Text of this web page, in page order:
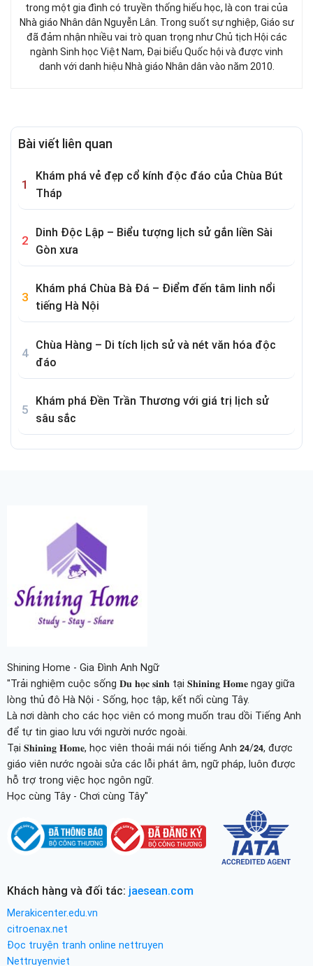
trong một gia đình có truyền thống hiếu học, là con trai của
Nhà giáo Nhân dân Nguyễn Lân. Trong suốt sự nghiệp, Giáo sư
đã đảm nhận nhiều vai trò quan trọng như Chủ tịch Hội các
ngành Sinh học Việt Nam, Đại biểu Quốc hội và được vinh
danh với danh hiệu Nhà giáo Nhân dân vào năm 2010.
Bài viết liên quan
Khám phá vẻ đẹp cổ kính độc đáo của Chùa Bút
Tháp
Dinh Độc Lập – Biểu tượng lịch sử gắn liền Sài
Gòn xưa
Khám phá Chùa Bà Đá – Điểm đến tâm linh nổi
tiếng Hà Nội
Chùa Hàng – Di tích lịch sử và nét văn hóa độc
đáo
Khám phá Đền Trần Thương với giá trị lịch sử
sâu sắc
Shining Home - Gia Đình Anh Ngữ
"Trải nghiệm cuộc sống 𝐃𝐮 𝐡𝐨̣𝐜 𝐬𝐢𝐧𝐡 tại 𝐒𝐡𝐢𝐧𝐢𝐧𝐠 𝐇𝐨𝐦𝐞 ngay giữa
lòng thủ đô Hà Nội - Sống, học tập, kết nối cùng Tây.
Là nơi dành cho các học viên có mong muốn trau dồi Tiếng Anh
để tự tin giao lưu với người nước ngoài.
Tại 𝐒𝐡𝐢𝐧𝐢𝐧𝐠 𝐇𝐨𝐦𝐞, học viên thoải mái nói tiếng Anh 𝟮𝟰/𝟮𝟰, được
giáo viên nước ngoài sửa các lỗi phát âm, ngữ pháp, luôn được
hỗ trợ trong việc học ngôn ngữ.
Học cùng Tây - Chơi cùng Tây"
Khách hàng và đối tác: jaesean.com
Merakicenter.edu.vn
citroenax.net
Đọc truyện tranh online nettruyen
Nettruyenviet